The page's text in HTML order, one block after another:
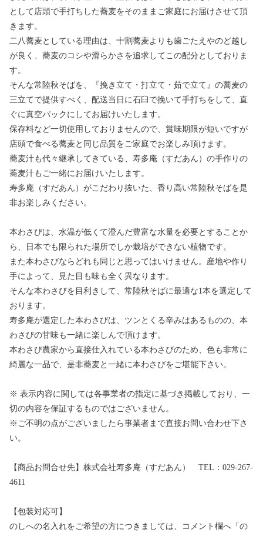
として店頭で手打ちした蕎麦をそのままご家庭にお届けさせて頂
きます。
二八蕎麦としている理由は、十割蕎麦よりも歯ごたえやのど越し
が良く、蕎麦のコシや滑らかさを追求してこの配分としておりま
す。
そんな常陸秋そばを、『挽き立て・打立て・茹で立て』の蕎麦の
三立てで提供すべく、配送当日に石臼で挽いて手打ちをして、直
ぐに真空パックにしてお届けいたします。
保存料など一切使用しておりませんので、賞味期限が短いですが
店頭で食べる蕎麦と同じ品質をご家庭でお楽しみ頂けます。
蕎麦汁も代々継承してきている、寿多庵（すだあん）の手作りの
蕎麦汁もご一緒にお届けいたします。
寿多庵（すだあん）がこだわり抜いた、香り高い常陸秋そばを是
非お楽しみください。
本わさびは、水温が低くて澄んだ豊富な水量を必要とすることか
ら、日本でも限られた場所でしか栽培ができない植物です。
また本わさびならどれも同じと思ってはいけません。産地や作り
手によって、見た目も味も全く異なります。
そんな本わさびを目利きして、常陸秋そばに最適な1本を選定して
おります。
寿多庵が選定した本わさびは、ツンとくる辛みはあるものの、本
わさびの甘味も一緒に楽しんで頂けます。
本わさび農家から直接仕入れている本わさびのため、色も非常に
綺麗な一品で、是非蕎麦と一緒に本わさびをご堪能下さい。
※ 表示内容に関しては各事業者の指定に基づき掲載しており、一
切の内容を保証するものではございません。
※ご不明の点がございましたら事業者まで直接お問い合わせ下さ
い。
【商品お問合せ先】株式会社寿多庵（すだあん） TEL：029-267-
4611
【包装対応可】
のしへの名入れをご希望の方につきましては、コメント欄へ「の